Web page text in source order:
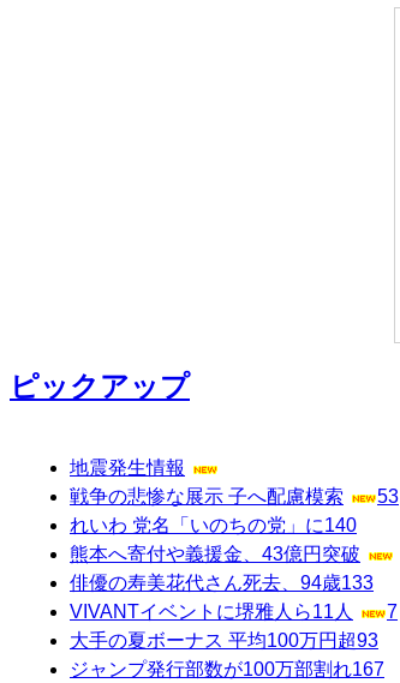
ピックアップ
地震発生情報
戦争の悲惨な展示 子へ配慮模索
53
れいわ 党名「いのちの党」に140
熊本へ寄付や義援金、43億円突破
俳優の寿美花代さん死去、94歳133
VIVANTイベントに堺雅人ら11人
7
大手の夏ボーナス 平均100万円超93
ジャンプ発行部数が100万部割れ167